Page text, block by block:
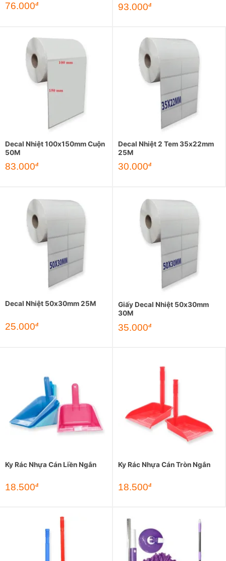
76.000đ 93.000đ
Decal Nhiệt 100x150mm Cuộn
50M
83.000đ
Decal Nhiệt 2 Tem 35x22mm
25M
30.000đ
Decal Nhiệt 50x30mm 25M
25.000đ
Giấy Decal Nhiệt 50x30mm
30M
35.000đ
Ky Rác Nhựa Cán Liền Ngắn
18.500đ
Ky Rác Nhựa Cán Tròn Ngắn
18.500đ